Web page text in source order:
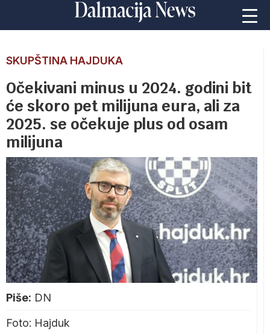
SKUPŠTINA HAJDUKA
Očekivani minus u 2024. godini bit
će skoro pet milijuna eura, ali za
2025. se očekuje plus od osam
milijuna
Piše: DN
Foto: Hajduk